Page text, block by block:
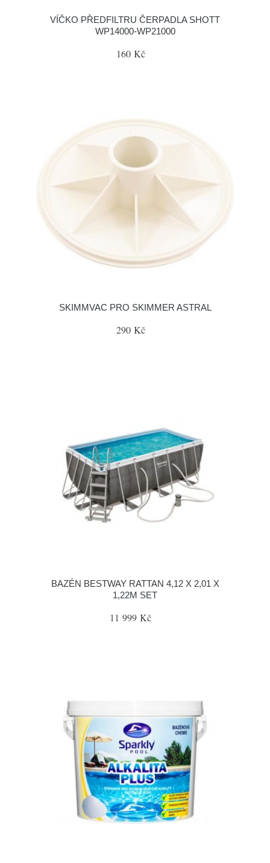
VÍČKO PŘEDFILTRU ČERPADLA SHOTT
WP14000-WP21000
160 Kč
SKIMMVAC PRO SKIMMER ASTRAL
290 Kč
BAZÉN BESTWAY RATTAN 4,12 X 2,01 X
1,22M SET
11 999 Kč